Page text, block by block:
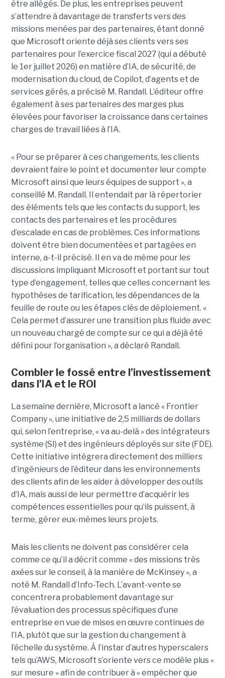
être allégés. De plus, les entreprises peuvent
s’attendre à davantage de transferts vers des
missions menées par des partenaires, étant donné
que Microsoft oriente déjà ses clients vers ses
partenaires pour l’exercice fiscal 2027 (qui a débuté
le 1er juillet 2026) en matière d’IA, de sécurité, de
modernisation du cloud, de Copilot, d’agents et de
services gérés, a précisé M. Randall. L’éditeur offre
également à ses partenaires des marges plus
élevées pour favoriser la croissance dans certaines
charges de travail liées à l’IA.
« Pour se préparer à ces changements, les clients
devraient faire le point et documenter leur compte
Microsoft ainsi que leurs équipes de support », a
conseillé M. Randall. Il entendait par là répertorier
des éléments tels que les contacts du support, les
contacts des partenaires et les procédures
d’escalade en cas de problèmes. Ces informations
doivent être bien documentées et partagées en
interne, a-t-il précisé. Il en va de même pour les
discussions impliquant Microsoft et portant sur tout
type d’engagement, telles que celles concernant les
hypothèses de tarification, les dépendances de la
feuille de route ou les étapes clés de déploiement. «
Cela permet d’assurer une transition plus fluide avec
un nouveau chargé de compte sur ce qui a déjà été
défini pour l’organisation », a déclaré Randall.
Combler le fossé entre l’investissement
dans l’IA et le ROI
La semaine dernière, Microsoft a lancé « Frontier
Company », une initiative de 2,5 milliards de dollars
qui, selon l’entreprise, « va au-delà » des intégrateurs
système (SI) et des ingénieurs déployés sur site (FDE).
Cette initiative intégrera directement des milliers
d’ingénieurs de l’éditeur dans les environnements
des clients afin de les aider à développer des outils
d’IA, mais aussi de leur permettre d’acquérir les
compétences essentielles pour qu’ils puissent, à
terme, gérer eux-mêmes leurs projets.
Mais les clients ne doivent pas considérer cela
comme ce qu’il a décrit comme « des missions très
axées sur le conseil, à la manière de McKinsey », a
noté M. Randall d’Info-Tech. L’avant-vente se
concentrera probablement davantage sur
l’évaluation des processus spécifiques d’une
entreprise en vue de mises en œuvre continues de
l’IA, plutôt que sur la gestion du changement à
l’échelle du système. À l’instar d’autres hyperscalers
tels qu’AWS, Microsoft s’oriente vers ce modèle plus «
sur mesure » afin de contribuer à « empêcher que